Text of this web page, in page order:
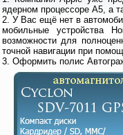
ядерном процессоре А5, а
2. У Вас ещё нет в
мобильные устройства
возможности для
точной навигации при
3. Оформить полис